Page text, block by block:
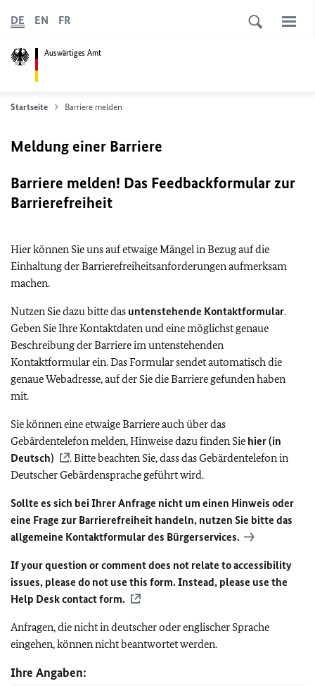
Auswärtiges Amt
DE EN FR
Startseite Barriere melden
Meldung einer Barriere
Barriere melden! Das Feedbackformular zur
Barrierefreiheit
Hier können Sie uns auf etwaige Mängel in Bezug auf die
Einhaltung der Barrierefreiheitsanforderungen aufmerksam
machen.
Nutzen Sie dazu bitte das untenstehende Kontaktformular.
Geben Sie Ihre Kontaktdaten und eine möglichst genaue
Beschreibung der Barriere im untenstehenden
Kontaktformular ein. Das Formular sendet automatisch die
genaue Webadresse, auf der Sie die Barriere gefunden haben
mit.
Sie können eine etwaige Barriere auch über das
Gebärdentelefon melden, Hinweise dazu finden Sie hier (in
Deutsch)
. Bitte beachten Sie, dass das Gebärdentelefon in
Deutscher Gebärdensprache geführt wird.
Sollte es sich bei Ihrer Anfrage nicht um einen Hinweis oder
eine Frage zur Barrierefreiheit handeln, nutzen Sie bitte das
allgemeine Kontaktformular des Bürgerservices.
If your question or comment does not relate to accessibility
issues, please do not use this form. Instead, please use the
Help Desk contact form.
Anfragen, die nicht in deutscher oder englischer Sprache
eingehen, können nicht beantwortet werden.
Ihre Angaben: